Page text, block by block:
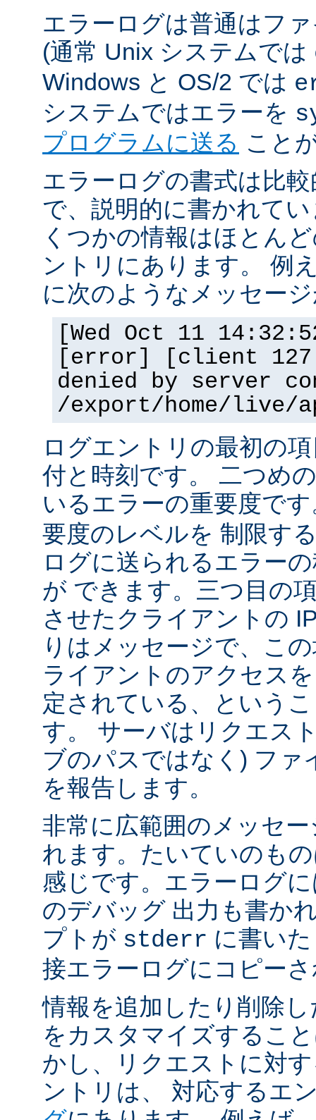
エラーログは普通はフ
(通常 Unix システムでは
Windows と OS/2 では
システムではエラーを
プログラムに送る こと
エラーログの書式は比
で、説明的に書かれて
くつかの情報はほとん
ントリにあります。 例
に次のようなメッセー
[Wed Oct 11
[error] [client
denied by server
/export/home/live/
ログエントリの最初の
付と時刻です。 二つめ
いるエラーの重要度で
要度のレベルを 制限す
ログに送られるエラー
が できます。三つ目の
させたクライアントの
りはメッセージで、こ
ライアントのアクセス
定されている、という
す。 サーバはリクエス
ブのパスではなく) ファ
を報告します。
非常に広範囲のメッセ
れます。たいていのも
感じです。エラーログ
のデバッグ 出力も書か
プトが stderr に書い
接エラーログにコピー
情報を追加したり削除
をカスタマイズするこ
かし、リクエストに対
ントリは、 対応するエ